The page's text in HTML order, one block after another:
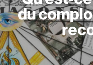
du